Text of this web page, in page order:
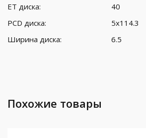
ET диска:
40
PCD диска:
5x114.3
Ширина диска:
6.5
Похожие товары